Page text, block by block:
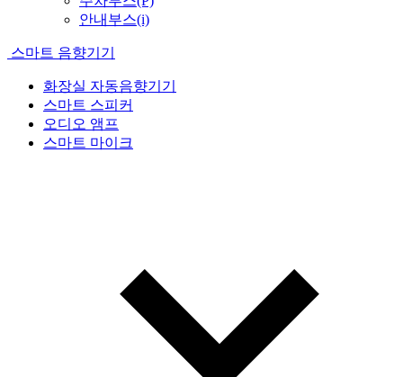
안내부스(i)
스마트 음향기기
화장실 자동음향기기
스마트 스피커
오디오 앰프
스마트 마이크